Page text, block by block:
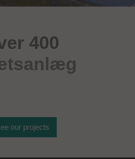
400
our projects